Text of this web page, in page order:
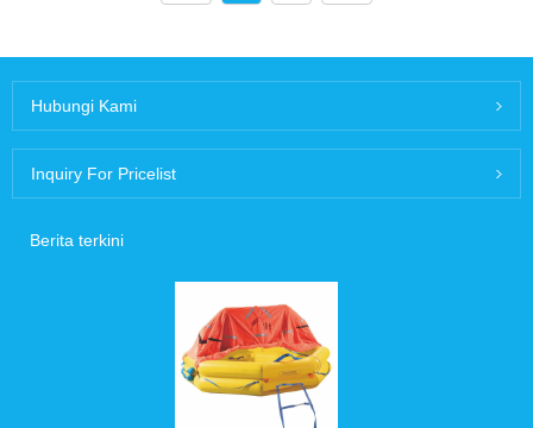
Hubungi Kami
Inquiry For Pricelist
Berita terkini